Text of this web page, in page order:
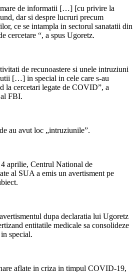
de informatii […] [cu privire la
dar si despre lucruri precum
ce se intampla in sectorul sanatatii din
cercetare “, a spus Ugoretz.
de recunoastere si unele intruziuni
[…] in special in cele care s-au
la cercetari legate de COVID”, a
FBI.
au avut loc „intruziunile”.
aprilie, Centrul National de
al SUA a emis un avertisment pe
dupa declaratia lui Ugoretz
entitatile medicale sa consolideze
special.
aflate in criza in timpul COVID-19,